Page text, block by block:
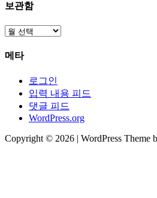
보관함
보
함
메타
로그인
입력 내용 피드
댓글 피드
WordPress.org
Copyright © 2026 | WordPress Theme